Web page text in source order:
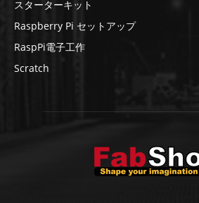
スターターキット
Raspberry Pi セットアップ
RaspPi電子工作
Scratch